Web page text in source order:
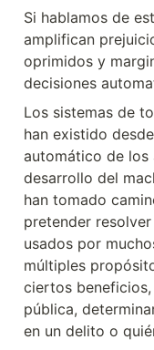
Si hablamos de
amplifican
oprimidos y
decisiones
Los sistemas de
han existido
automático de los
desarrollo del
han tomado
pretender
usados por
múltiples
ciertos
pública,
en un delito o